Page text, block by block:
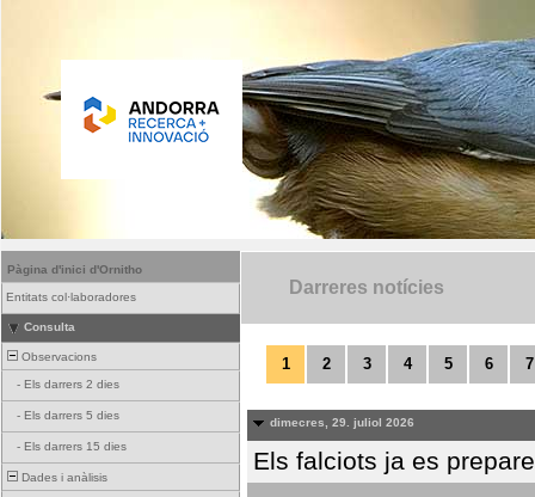
Pàgina d'inici d'Ornitho
Entitats col·laboradores
Consulta
Observacions
- Els darrers 2 dies
- Els darrers 5 dies
- Els darrers 15 dies
Dades i anàlisis
Darreres notícies
1 2 3 4 5 6 7
dimecres, 29. juliol 2026
Els falciots ja es